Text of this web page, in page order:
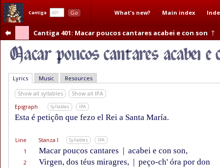
Cantiga Go What's new? Main index
Cantiga 401: Macar poucos cantares acabei e con son †
Lyrics Music Resources
Show all syllables
Show all IPA
Epigraph
Syllables IPA
Esta é petiçôn que fezo el Rei a Santa María.
Line Stanza I Syllables IPA
1 Macar poucos cantares | acabei e con son,
2 Virgen, dos téus miragres, | peço-ch' óra por don